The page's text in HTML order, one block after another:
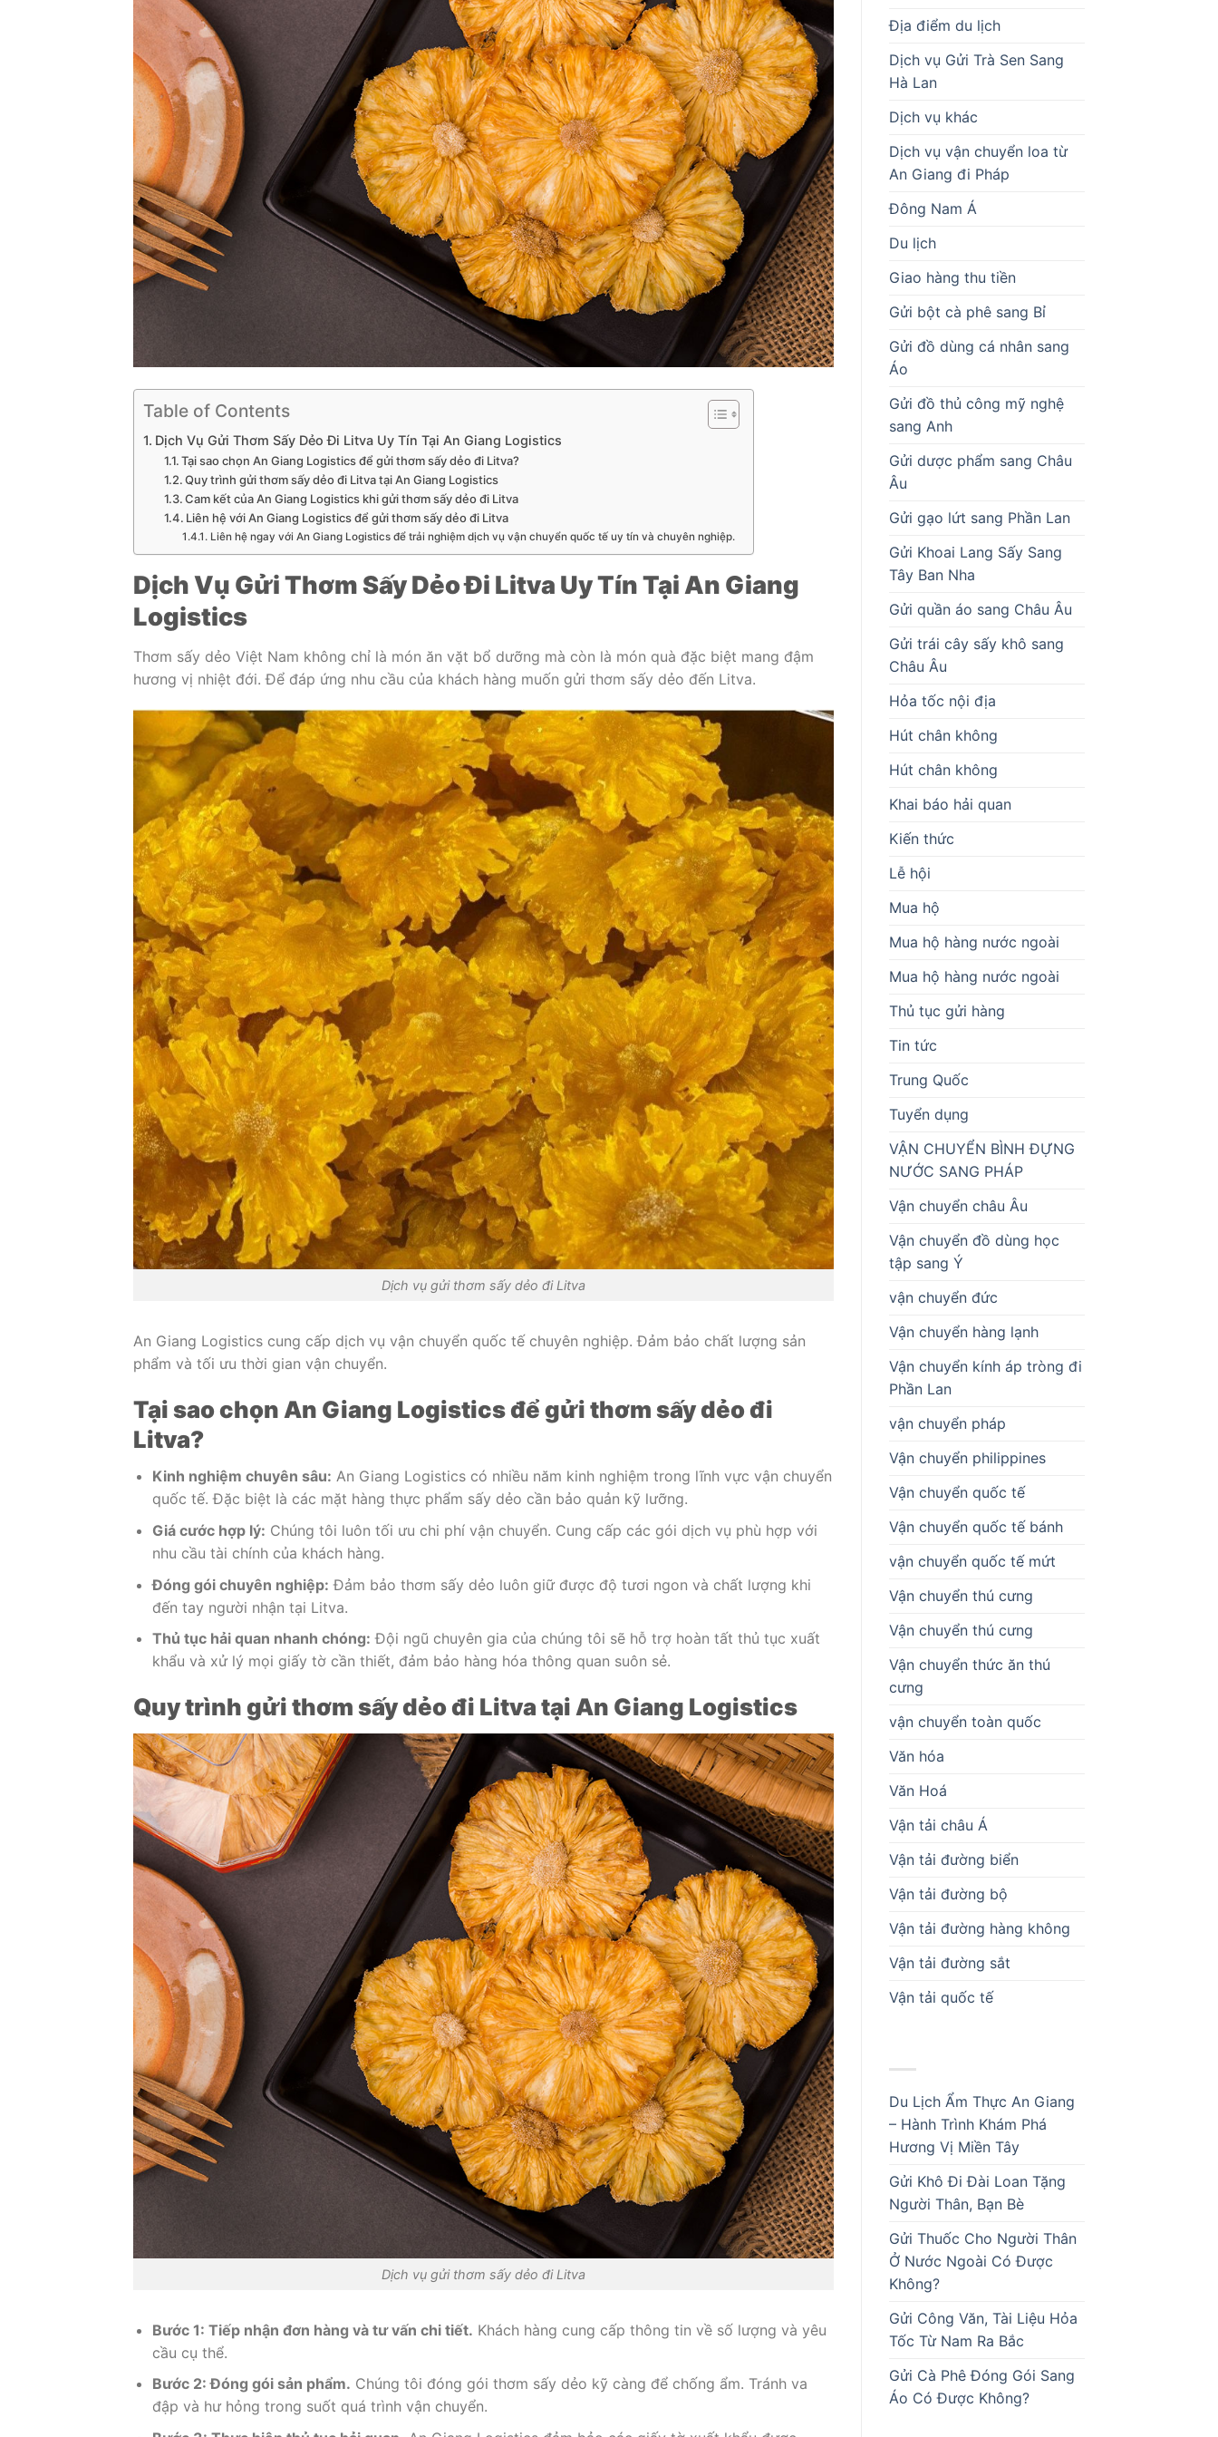
Table of Contents
Dịch Vụ Gửi Thơm Sấy Dẻo Đi Litva Uy Tín Tại An Giang Logistics
Tại sao chọn An Giang Logistics để gửi thơm sấy dẻo đi Litva?
Quy trình gửi thơm sấy dẻo đi Litva tại An Giang Logistics
Cam kết của An Giang Logistics khi gửi thơm sấy dẻo đi Litva
Liên hệ với An Giang Logistics để gửi thơm sấy dẻo đi Litva
Liên hệ ngay với An Giang Logistics để trải nghiệm dịch vụ vận chuyển quốc tế uy tín và chuyên nghiệp.
Dịch Vụ Gửi Thơm Sấy Dẻo Đi Litva Uy Tín Tại An Giang
Logistics
Thơm sấy dẻo Việt Nam không chỉ là món ăn vặt bổ dưỡng mà còn là món quà đặc biệt mang đậm
hương vị nhiệt đới. Để đáp ứng nhu cầu của khách hàng muốn gửi thơm sấy dẻo đến Litva.
Dịch vụ gửi thơm sấy dẻo đi Litva
An Giang Logistics cung cấp dịch vụ vận chuyển quốc tế chuyên nghiệp. Đảm bảo chất lượng sản
phẩm và tối ưu thời gian vận chuyển.
Tại sao chọn An Giang Logistics để gửi thơm sấy dẻo đi
Litva?
Kinh nghiệm chuyên sâu: An Giang Logistics có nhiều năm kinh nghiệm trong lĩnh vực vận chuyển
quốc tế. Đặc biệt là các mặt hàng thực phẩm sấy dẻo cần bảo quản kỹ lưỡng.
Giá cước hợp lý: Chúng tôi luôn tối ưu chi phí vận chuyển. Cung cấp các gói dịch vụ phù hợp với
nhu cầu tài chính của khách hàng.
Đóng gói chuyên nghiệp: Đảm bảo thơm sấy dẻo luôn giữ được độ tươi ngon và chất lượng khi
đến tay người nhận tại Litva.
Thủ tục hải quan nhanh chóng: Đội ngũ chuyên gia của chúng tôi sẽ hỗ trợ hoàn tất thủ tục xuất
khẩu và xử lý mọi giấy tờ cần thiết, đảm bảo hàng hóa thông quan suôn sẻ.
Quy trình gửi thơm sấy dẻo đi Litva tại An Giang Logistics
Dịch vụ gửi thơm sấy dẻo đi Litva
Bước 1: Tiếp nhận đơn hàng và tư vấn chi tiết. Khách hàng cung cấp thông tin về số lượng và yêu
cầu cụ thể.
Bước 2: Đóng gói sản phẩm. Chúng tôi đóng gói thơm sấy dẻo kỹ càng để chống ẩm. Tránh va
đập và hư hỏng trong suốt quá trình vận chuyển.
Địa điểm du lịch
Dịch vụ Gửi Trà Sen Sang
Hà Lan
Dịch vụ khác
Dịch vụ vận chuyển loa từ
An Giang đi Pháp
Đông Nam Á
Du lịch
Giao hàng thu tiền
Gửi bột cà phê sang Bỉ
Gửi đồ dùng cá nhân sang
Áo
Gửi đồ thủ công mỹ nghệ
sang Anh
Gửi dược phẩm sang Châu
Âu
Gửi gạo lứt sang Phần Lan
Gửi Khoai Lang Sấy Sang
Tây Ban Nha
Gửi quần áo sang Châu Âu
Gửi trái cây sấy khô sang
Châu Âu
Hỏa tốc nội địa
Hút chân không
Hút chân không
Khai báo hải quan
Kiến thức
Lễ hội
Mua hộ
Mua hộ hàng nước ngoài
Mua hộ hàng nước ngoài
Thủ tục gửi hàng
Tin tức
Trung Quốc
Tuyển dụng
VẬN CHUYỂN BÌNH ĐỰNG
NƯỚC SANG PHÁP
Vận chuyển châu Âu
Vận chuyển đồ dùng học
tập sang Ý
vận chuyển đức
Vận chuyển hàng lạnh
Vận chuyển kính áp tròng đi
Phần Lan
vận chuyển pháp
Vận chuyển philippines
Vận chuyển quốc tế
Vận chuyển quốc tế bánh
vận chuyển quốc tế mứt
Vận chuyển thú cưng
Vận chuyển thú cưng
Vận chuyển thức ăn thú
cưng
vận chuyển toàn quốc
Văn hóa
Văn Hoá
Vận tải châu Á
Vận tải đường biển
Vận tải đường bộ
Vận tải đường hàng không
Vận tải đường sắt
Vận tải quốc tế
Du Lịch Ẩm Thực An Giang
– Hành Trình Khám Phá
Hương Vị Miền Tây
Gửi Khô Đi Đài Loan Tặng
Người Thân, Bạn Bè
Gửi Thuốc Cho Người Thân
Ở Nước Ngoài Có Được
Không?
Gửi Công Văn, Tài Liệu Hỏa
Tốc Từ Nam Ra Bắc
Gửi Cà Phê Đóng Gói Sang
Áo Có Được Không?